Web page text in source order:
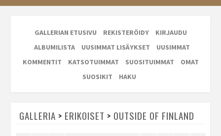
GALLERIAN ETUSIVU REKISTERÖIDY
KIRJAUDU
ALBUMILISTA
UUSIMMAT LISÄYKSET
UUSIMMAT
KOMMENTIT
KATSOTUIMMAT SUOSITUIMMAT
OMAT
SUOSIKIT
HAKU
GALLERIA > ERIKOISET > OUTSIDE OF FINLAND